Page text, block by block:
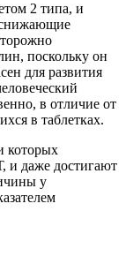
2 типа, и
поскольку он
для развития
в отличие от
в таблетках.
которых
и даже достигают
у